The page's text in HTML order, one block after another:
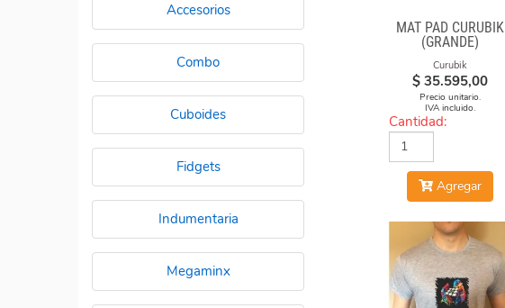
Accesorios
Combo
Cuboides
Fidgets
Indumentaria
Megaminx
MAT PAD CURUBIK
(GRANDE)
Curubik
$ 35.595,00
Precio unitario.
IVA incluido.
Cantidad:
Agregar